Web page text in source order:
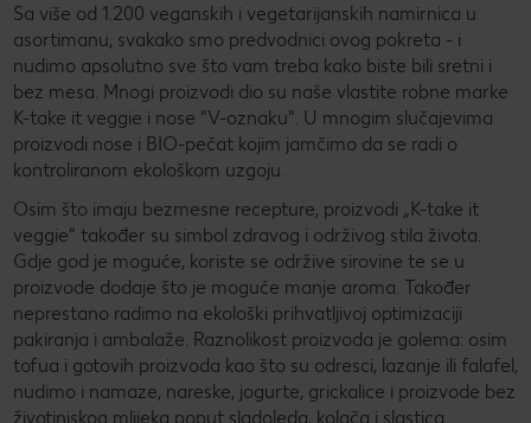
Sa više od 1.200 veganskih i vegetarijanskih namirnica u
asortimanu, svakako smo predvodnici ovog pokreta - i
nudimo apsolutno sve što vam treba kako biste bili sretni i
bez mesa. Mnogi proizvodi dio su naše vlastite robne marke
K-take it veggie i nose "V-oznaku". U mnogim slučajevima
proizvodi nose i BIO-pečat kojim jamčimo da se radi o
kontroliranom ekološkom uzgoju.
Osim što imaju bezmesne recepture, proizvodi „K-take it
veggie“ također su simbol zdravog i održivog stila života.
Gdje god je moguće, koriste se održive sirovine te se u
proizvode dodaje što je moguće manje aroma. Također
neprestano radimo na ekološki prihvatljivoj optimizaciji
pakiranja i ambalaže. Raznolikost proizvoda je golema: osim
tofua i gotovih proizvoda kao što su odresci, lazanje ili falafel,
nudimo i namaze, nareske, jogurte, grickalice i proizvode bez
životinjskog mlijeka poput sladoleda, kolača i slastica.